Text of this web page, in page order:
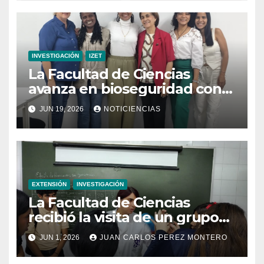
después de un sismo
INVESTIGACIÓN IZET
La Facultad de Ciencias
avanza en bioseguridad con
la validación del nuevo
Manual para Laboratorios de
Microbiología Ambiental
JUN 19, 2026 NOTICIENCIAS
EXTENSIÓN INVESTIGACIÓN
La Facultad de Ciencias
recibió la visita de un grupo
de alumnos de tres
instituciones educativas en el
JUN 1, 2026 JUAN CARLOS PEREZ MONTERO